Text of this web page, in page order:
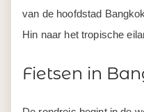
van de hoofdstad
Hin naar het tropische
Fietsen in